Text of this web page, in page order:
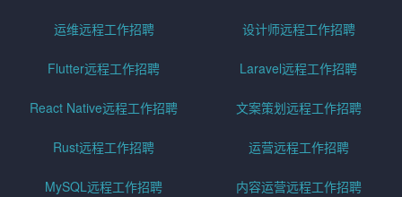
运维远程工作招聘 设计师远程工作招聘
Flutter远程工作招聘 Laravel远程工作招聘
React Native远程工作招聘 文案策划远程工作招聘
Rust远程工作招聘 运营远程工作招聘
MySQL远程工作招聘 内容运营远程工作招聘